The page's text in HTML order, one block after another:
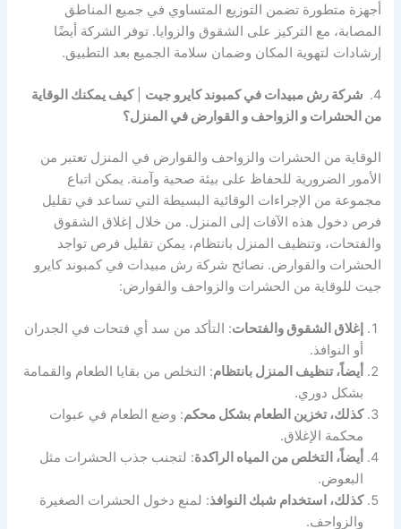
أجهزة متطورة تضمن التوزيع المتساوي في جميع المناطق
المصابة، مع التركيز على الشقوق والزوايا. توفر الشركة أيضًا
إرشادات لتهوية المكان وضمان سلامة الجميع بعد التطبيق.
4. شركة رش مبيدات في كمبوند كايرو جيت |كيف يمكنك الوقاية
من الحشرات و الزواحف و القوارض في المنزل؟
الوقاية من الحشرات والزواحف والقوارض في المنزل تعتبر من
الأمور الضرورية للحفاظ على بيئة صحية وآمنة. يمكن اتباع
مجموعة من الإجراءات الوقائية البسيطة التي تساعد في تقليل
فرص دخول هذه الآفات إلى المنزل. من خلال إغلاق الشقوق
والفتحات، وتنظيف المنزل بانتظام، يمكن تقليل فرص تواجد
الحشرات والقوارض. نصائح شركة رش مبيدات في كمبوند كايرو
جيت للوقاية من الحشرات والزواحف والقوارض:
إغلاق الشقوق والفتحات: التأكد من سد أي فتحات في الجدران
أو النوافذ.
أيضاً، تنظيف المنزل بانتظام: التخلص من بقايا الطعام والقمامة
بشكل دوري.
كذلك، تخزين الطعام بشكل محكم: وضع الطعام في عبوات
محكمة الإغلاق.
أيضاً، التخلص من المياه الراكدة: لتجنب جذب الحشرات مثل
البعوض.
كذلك، استخدام شبك النوافذ: لمنع دخول الحشرات الصغيرة
والزواحف.